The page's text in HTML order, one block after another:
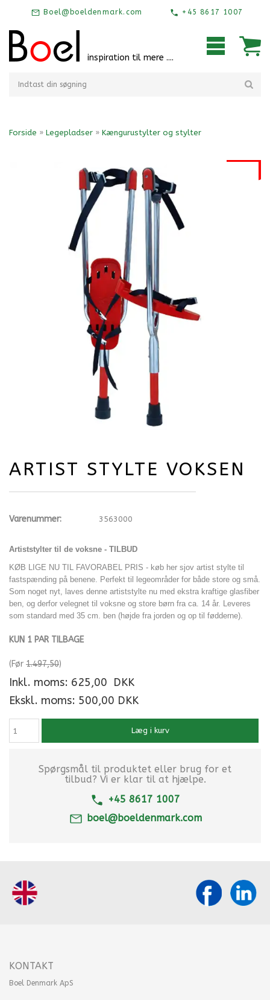
+45 8617 1007
Boel@boeldenmark.com
inspiration til mere ....
Forside » Legepladser » Kængurustylter og stylter
ARTIST STYLTE VOKSEN
Varenummer: 3563000
Artiststylter til de voksne - TILBUD
KØB LIGE NU TIL FAVORABEL PRIS - køb her sjov artist stylte til
fastspænding på benene. Perfekt til legeområder for både store og små.
Som noget nyt, laves denne artiststylte nu med ekstra kraftige glasfiber
ben, og derfor velegnet til voksne og store børn fra ca. 14 år. Leveres
som standard med 35 cm. ben (højde fra jorden og op til fødderne).
KUN 1 PAR TILBAGE
(Før 1.497,50)
Inkl. moms: 625,00 DKK
Ekskl. moms: 500,00 DKK
Læg i kurv
Spørgsmål til produktet eller brug for et
tilbud? Vi er klar til at hjælpe.
+45 8617 1007
boel@boeldenmark.com
KONTAKT
Boel Denmark ApS